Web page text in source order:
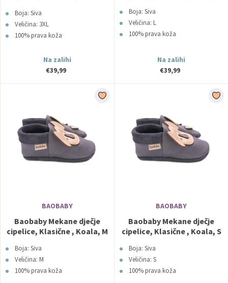
Boja: Siva
Veličina: 3XL
100% prava koža
Na zalihi
€39,99
Boja: Siva
Veličina: L
100% prava koža
Na zalihi
€39,99
BAOBABY
Baobaby Mekane dječje
cipelice, Klasične , Koala, M
Boja: Siva
Veličina: M
100% prava koža
BAOBABY
Baobaby Mekane dječje
cipelice, Klasične , Koala, S
Boja: Siva
Veličina: S
100% prava koža